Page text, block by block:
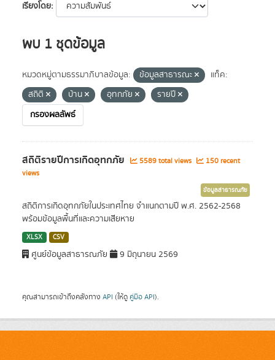
เรียงโดย
พบ 1 ชุดข้อมูล
หมวดหมู่ตามธรรมาภิบาลข้อมูล: ข้อมูลสาธารณะ
แท็ค:
สถิติ
บ้าน อุทกภัย
รายปี
กรองผลลัพธ์
สถิติรายปีการเกิดอุทกภัย 5589 total views
150 recent
views
ข้อมูลสาธารณภัย
สถิติการเกิดอุทกภัยในประเทศไทย จำแนกตามปี พ.ศ. 2562-2568
พร้อมข้อมูลพื้นที่และความเสียหาย
XLSX CSV
ศูนย์ข้อมูลสาธารณภัย 9 มิถุนายน 2569
คุณสามารถเข้าถึงคลังทาง API (ให้ดู คู่มือ API).